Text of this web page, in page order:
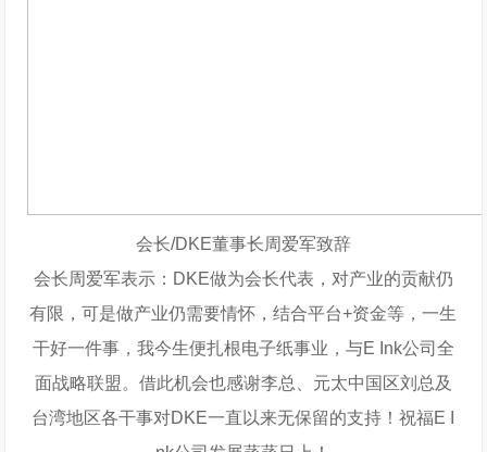
会长/DKE董事长周爱军致辞
会长周爱军表示：DKE做为会长代表，对产业的贡献仍
有限，可是做产业仍需要情怀，结合平台+资金等，一生
干好一件事，我今生便扎根电子纸事业，与E Ink公司全
面战略联盟。借此机会也感谢李总、元太中国区刘总及
台湾地区各干事对DKE一直以来无保留的支持！祝福E I